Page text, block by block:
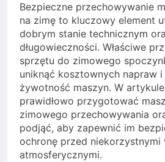
Bezpieczne przechowywanie
na zimę to kluczowy element
dobrym stanie technicznym
długowieczności. Właściwe
sprzętu do zimowego
uniknąć kosztownych napraw i
żywotność maszyn. W
prawidłowo przygotować
zimowego przechowywania
podjąć, aby zapewnić im
ochronę przed niekorzystnymi
atmosferycznymi.